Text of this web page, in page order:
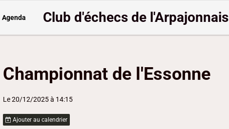
Agenda Club d'échecs de l'Arpajonnais
Championnat de l'Essonne
Le 20/12/2025 à 14:15
Ajouter au calendrier